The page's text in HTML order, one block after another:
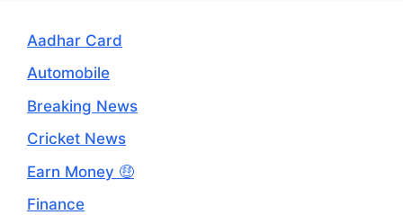
Aadhar Card
Automobile
Breaking News
Cricket News
Earn Money 🤑
Finance